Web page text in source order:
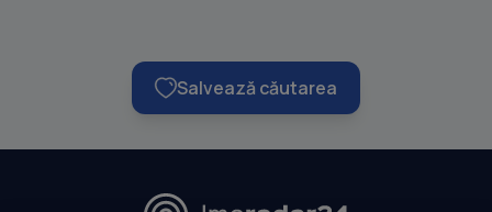
Salvează căutarea